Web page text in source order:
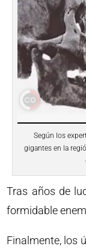
Según los
gigantes en la
Tras años de
formidable
Finalmente, los